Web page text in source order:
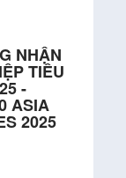
NHẬN
TIÊU
-
ASIA
2025